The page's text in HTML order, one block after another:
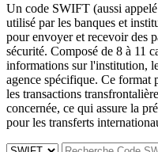
Un code SWIFT (aussi
utilisé par les banques et
pour envoyer et recevoir des
sécurité. Composé de 8 à 11
informations sur l'institution,
agence spécifique. Ce format
les transactions
concernée, ce qui assure la
pour les transferts